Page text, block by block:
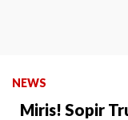
NEWS
Miris! Sopir